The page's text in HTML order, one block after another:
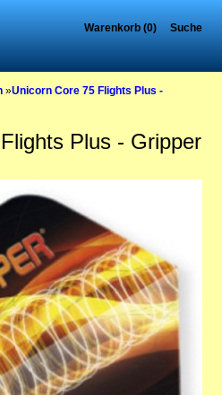
Warenkorb (0) Suche
»Unicorn Core 75 Flights Plus -
Plus - Gripper